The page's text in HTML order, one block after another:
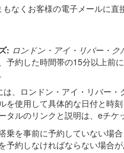
なくお客様の電子メールに
: ロンドン・アイ・リバー・
予約した時間帯の15分以上前
は、ロンドン・アイ・リバー
を使用して具体的な日付と時
タルのリンクと説明は、eチケ
乗を事前に予約していない場
予約しなければならない場合